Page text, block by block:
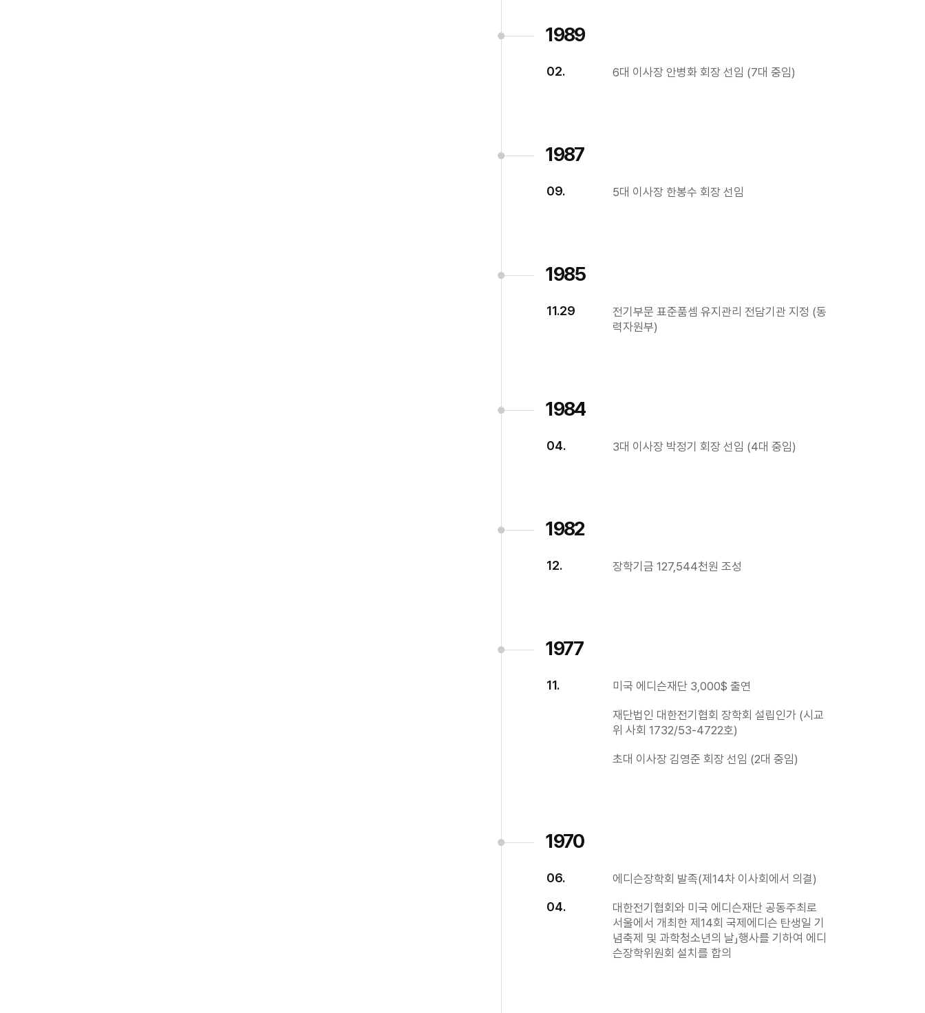
1989
02. 6대 이사장 안병화 회장 선임 (7대 중임)
1987
09. 5대 이사장 한봉수 회장 선임
1985
11.29
전기부문 표준품셈 유지관리 전담기관 지정 (동
력자원부)
1984
04. 3대 이사장 박정기 회장 선임 (4대 중임)
1982
12. 장학기금 127,544천원 조성
1977
11. 미국 에디슨재단 3,000$ 출연
재단법인 대한전기협회 장학회 설립인가 (시교
위 사회 1732/53-4722호)
초대 이사장 김영준 회장 선임 (2대 중임)
1970
06. 에디슨장학회 발족(제14차 이사회에서 의결)
04.
대한전기협회와 미국 에디슨재단 공동주최로
서울에서 개최한 제14회 국제에디슨 탄생일 기
념축제 및 과학청소년의 날」행사를 기하여 에디
슨장학위원회 설치를 합의